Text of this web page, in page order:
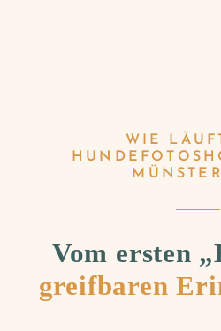
WIE
Vom ersten
greifbaren